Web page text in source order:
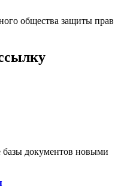
общества защиты прав
документов новыми